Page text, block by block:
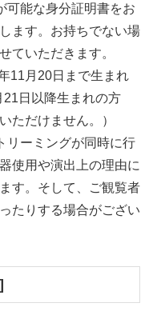
可能な身分証明書をお
ます。お持ちでない場
ていただきます。
11月20日まで生まれ
日以降生まれの方
ただけません。）
リーミングが同時に行
使用や演出上の理由に
す。そして、ご観覧者
たりする場合がござい